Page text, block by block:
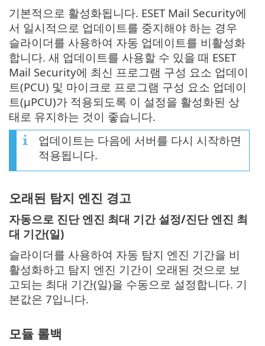
기본적으로 활성화됩니다. ESET Mail Security에
서 일시적으로 업데이트를 중지해야 하는 경우
슬라이더를 사용하여 자동 업데이트를 비활성화
합니다. 새 업데이트를 사용할 수 있을 때 ESET
Mail Security에 최신 프로그램 구성 요소 업데이
트(PCU) 및 마이크로 프로그램 구성 요소 업데이
트(μPCU)가 적용되도록 이 설정을 활성화된 상
태로 유지하는 것이 좋습니다.
업데이트는 다음에 서버를 다시 시작하면
적용됩니다.
오래된 탐지 엔진 경고
자동으로 진단 엔진 최대 기간 설정/진단 엔진 최
대 기간(일)
슬라이더를 사용하여 자동 탐지 엔진 기간을 비
활성화하고 탐지 엔진 기간이 오래된 것으로 보
고되는 최대 기간(일)을 수동으로 설정합니다. 기
본값은 7입니다.
모듈 롤백